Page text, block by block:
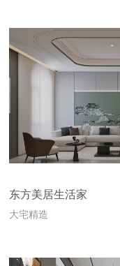
东方美居生活家
大宅精造